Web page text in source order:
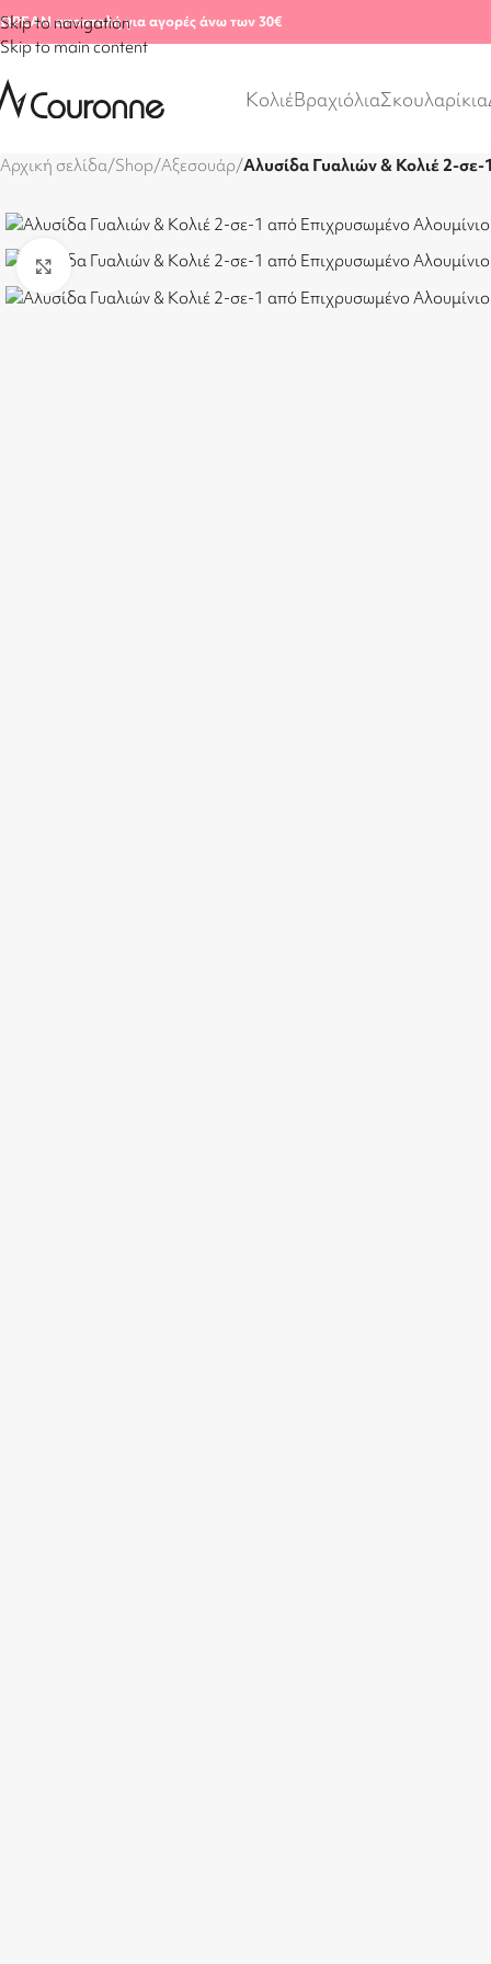
Skip to navigation
Skip to main content
αποστολή για αγορές άνω των 30€
ΚολιέΒραχιόλιαΣκουλαρίκια
Αρχική σελίδα/Shop/Αξεσουάρ/Αλυσίδα Γυαλιών & Κολιέ 2-
Click to enlarge